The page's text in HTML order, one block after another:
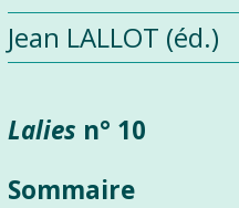
Jean LALLOT (éd.)
Lalies n° 10
Sommaire